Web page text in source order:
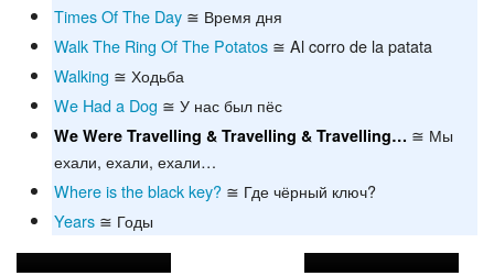
Times Of The Day ≅ Время дня
Walk The Ring Of The Potatos ≅ Al corro de la patata
Walking ≅ Ходьба
We Had a Dog ≅ У нас был пёс
We Were Travelling & Travelling & Travelling…
≅ Мы
ехали, ехали, ехали…
Where is the black key? ≅ Где чёрный ключ?
Years ≅ Годы